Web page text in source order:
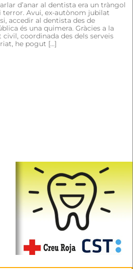
d’anar al dentista era un tràngol
Avui, ex-autònom jubilat
accedir al dentista des de
és una quimera. Gràcies a la
coordinada des dels serveis
he pogut […]